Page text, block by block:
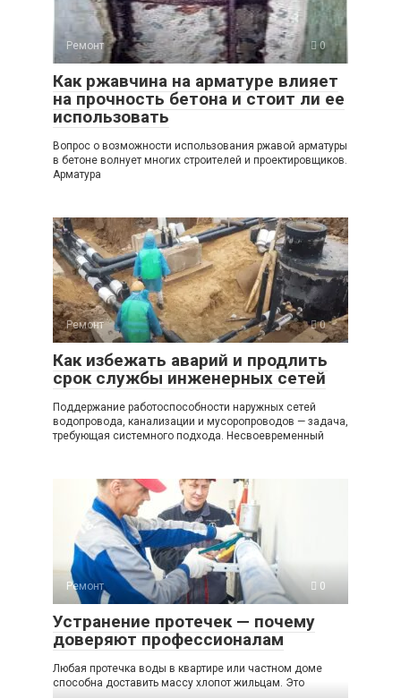
Ремонт 0
Как ржавчина на арматуре влияет
на прочность бетона и стоит ли ее
использовать
Вопрос о возможности использования ржавой арматуры
в бетоне волнует многих строителей и проектировщиков.
Арматура
Ремонт 0
Как избежать аварий и продлить
срок службы инженерных сетей
Поддержание работоспособности наружных сетей
водопровода, канализации и мусоропроводов — задача,
требующая системного подхода. Несвоевременный
Ремонт 0
Устранение протечек — почему
доверяют профессионалам
Любая протечка воды в квартире или частном доме
способна доставить массу хлопот жильцам. Это